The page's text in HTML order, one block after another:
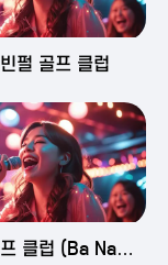
03 15:09
펄 골프 클럽
03 14:58
클럽 (Ba Na